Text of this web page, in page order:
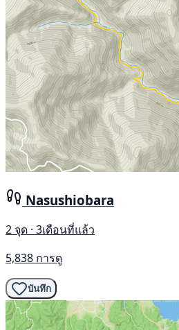
Nasushiobara
2 จุด · 3เดือนที่แล้ว
5,838 การดู
บันทึก